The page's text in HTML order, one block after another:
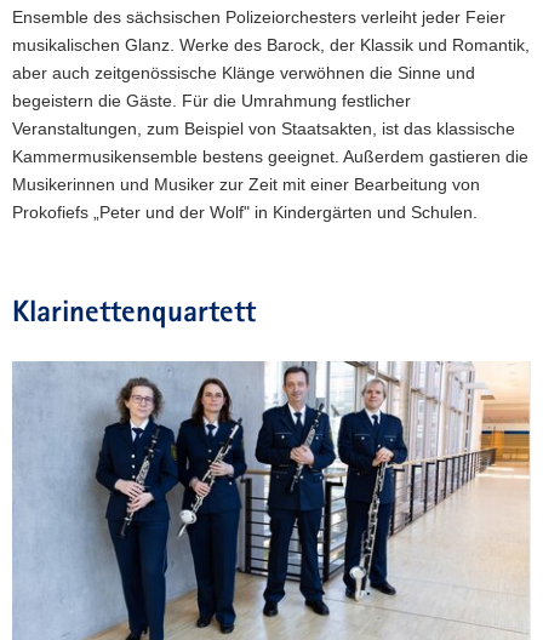
Ensemble des sächsischen Polizeiorchesters verleiht jeder Feier
musikalischen Glanz. Werke des Barock, der Klassik und Romantik,
aber auch zeitgenössische Klänge verwöhnen die Sinne und
begeistern die Gäste. Für die Umrahmung festlicher
Veranstaltungen, zum Beispiel von Staatsakten, ist das klassische
Kammermusikensemble bestens geeignet. Außerdem gastieren die
Musikerinnen und Musiker zur Zeit mit einer Bearbeitung von
Prokofiefs „Peter und der Wolf" in Kindergärten und Schulen.
Klarinettenquartett